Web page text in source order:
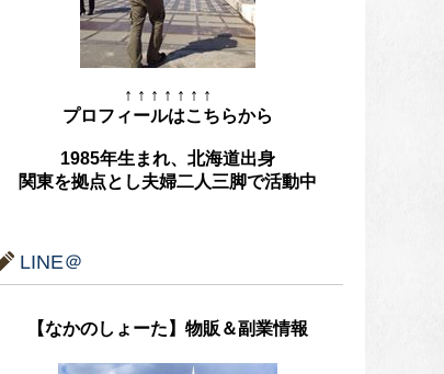
↑ ↑ ↑ ↑ ↑ ↑ ↑
プロフィールはこちらから
1985年生まれ、北海道出身
関東を拠点とし夫婦二人三脚で活動中
LINE＠
【なかのしょーた】物販＆副業情報